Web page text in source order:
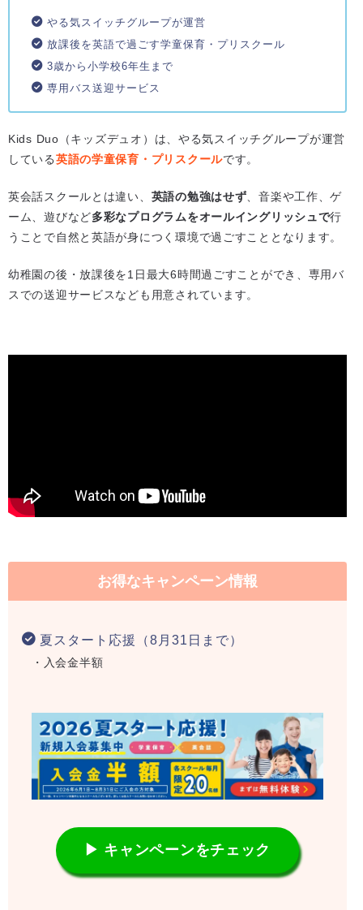
やる気スイッチグループが運営
放課後を英語で過ごす学童保育・プリスクール
3歳から小学校6年生まで
専用バス送迎サービス
Kids Duo（キッズデュオ）は、やる気スイッチグループが運営
している英語の学童保育・プリスクールです。
英会話スクールとは違い、 英語の勉強はせず 、音楽や工作、ゲ
ーム、遊びなど多彩なプログラムをオールイングリッシュで行
うことで自然と英語が身につく環境で過ごすこととなります。
幼稚園の後・放課後を1日最大6時間過ごすことができ、専用バ
スでの送迎サービスなども用意されています。
お得なキャンペーン情報
夏スタート応援（8月31日まで）
・入会金半額
▶ キャンペーンをチェック